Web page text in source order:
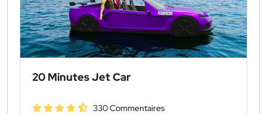
20 Minutes Jet Car
330 Commentaires